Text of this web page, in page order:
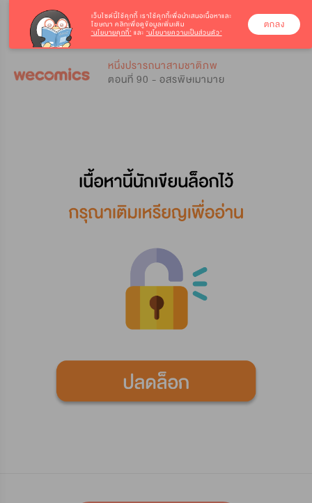
หนึ่งปรารถนาสามชาติภพ
ตอนที่ 90 - อสรพิษเมามาย
เว็บไซต์นี้ใช้คุกกี้ เราใช้คุกกี้เพื่อนำเสนอเนื้อหาและ
โฆษณา คลิกเพื่อดูข้อมูลเพิ่มเติม
‘นโยบายคุกกี้’ และ ‘นโยบายความเป็นส่วนตัว’
ตกลง